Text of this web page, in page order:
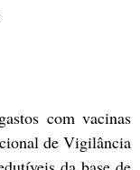
com vacinas
de Vigilância